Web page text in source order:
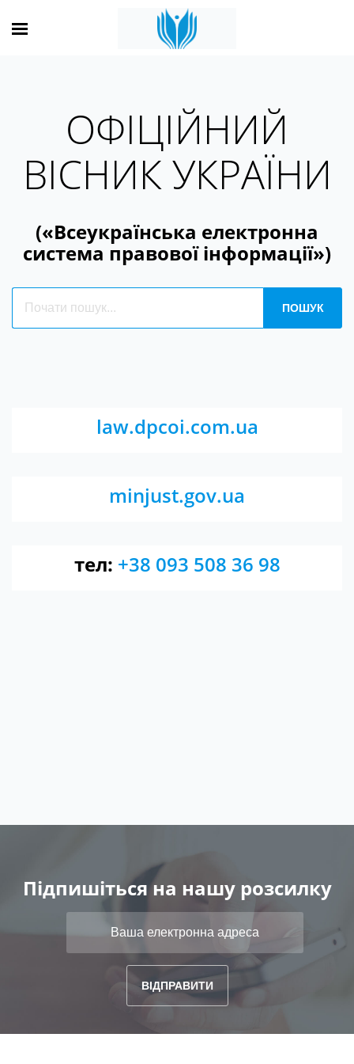
ОФІЦІЙНИЙ
ВІСНИК УКРАЇНИ
(«Всеукраїнська електронна
система правової інформації»)
law.dpcoi.com.ua
minjust.gov.ua
тел: +38 093 508 36 98
Підпишіться на нашу розсилку